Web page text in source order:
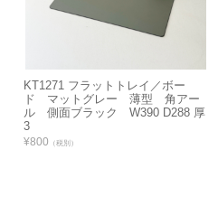
KT1271 フラットトレイ／ボー
ド マットグレー 薄型 角アー
ル 側面ブラック W390 D288 厚
3
¥800 （税別）